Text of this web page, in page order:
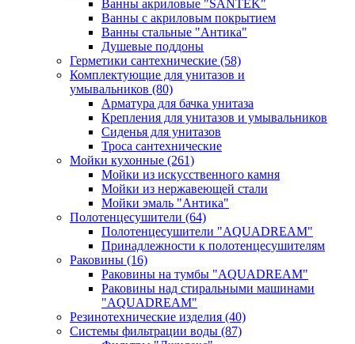
Ванны акриловые "SANTEK"
Ванны с акриловым покрытием
Ванны стальные "Антика"
Душевые поддоны
Герметики сантехнические (58)
Комплектующие для унитазов и
умывальников (80)
Арматура для бачка унитаза
Крепления для унитазов и умывальников
Сиденья для унитазов
Троса сантехнические
Мойки кухонные (261)
Мойки из искусственного камня
Мойки из нержавеющей стали
Мойки эмаль "Антика"
Полотенцесушители (64)
Полотенцесушители "AQUADREAM"
Принадлежности к полотенцесушителям
Раковины (16)
Раковины на тумбы "AQUADREAM"
Раковины над стиральными машинами
"AQUADREAM"
Резинотехнические изделия (40)
Системы фильтрации воды (87)